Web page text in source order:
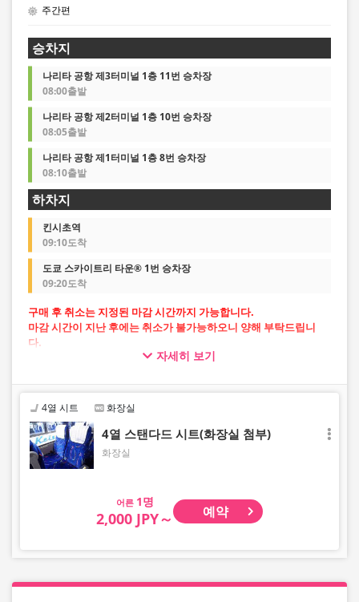
주간편
승차지
나리타 공항 제3터미널 1층 11번 승차장
08:00출발
나리타 공항 제2터미널 1층 10번 승차장
08:05출발
나리타 공항 제1터미널 1층 8번 승차장
08:10출발
하차지
킨시초역
09:10도착
도쿄 스카이트리 타운® 1번 승차장
09:20도착
구매 후 취소는 지정된 마감 시간까지 가능합니다.
마감 시간이 지난 후에는 취소가 불가능하오니 양해 부탁드립니
다.
・공항 출발: 출발지 출발 시각 10분 전까지
자세히 보기
4열 시트 화장실
4열 스탠다드 시트(화장실 첨부)
화장실
어른
2,000 JPY～ 예약